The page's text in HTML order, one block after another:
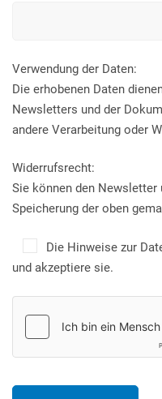
Verwendung der Daten:
Die erhobenen Daten
Newsletters und der
andere Verarbeitung oder
Widerrufsrecht:
Sie können den Newsletter
Speicherung der oben
Die Hinweise zur
und akzeptiere sie.